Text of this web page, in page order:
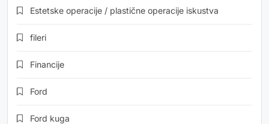
Estetske operacije / plastične operacije iskustva
fileri
Financije
Ford
Ford kuga